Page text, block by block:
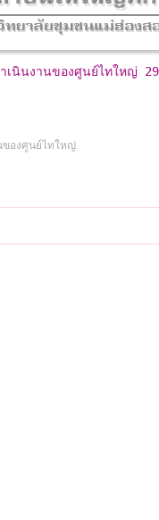
เนินงานของศูนย์ไทใหญ่
ของศูนย์ไทใหญ่